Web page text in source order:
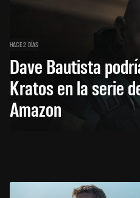
HACE 2 DÍAS
Dave Bautista
Kratos en la serie
Amazon